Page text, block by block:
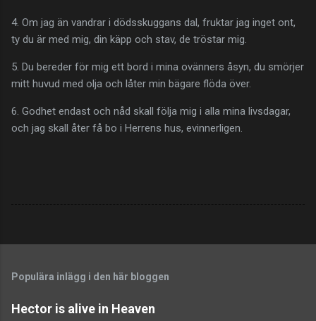
4. Om jag än vandrar i dödsskuggans dal, fruktar jag inget ont,
ty du är med mig, din käpp och stav, de tröstar mig.
5. Du bereder för mig ett bord i mina ovänners åsyn, du smörjer
mitt huvud med olja och låter min bägare flöda över.
6. Godhet endast och nåd skall följa mig i alla mina livsdagar,
och jag skall åter få bo i Herrens hus, evinnerligen.
Populära inlägg i den här bloggen
Hector is alive in Heaven